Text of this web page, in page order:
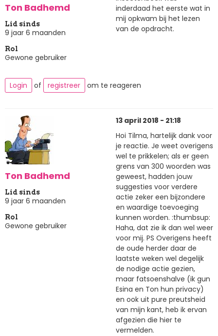
Ton Badhemd
Lid sinds
9 jaar 6 maanden
Rol
Gewone gebruiker
inderdaad het eerste wat in
mij opkwam bij het lezen
van de opdracht.
Login of registreer om te reageren
Ton Badhemd
Lid sinds
9 jaar 6 maanden
Rol
Gewone gebruiker
13 april 2018 - 21:18
Hoi Tilma, hartelijk dank voor
je reactie. Je weet overigens
wel te prikkelen; als er geen
grens van 300 woorden was
geweest, hadden jouw
suggesties voor verdere
actie zeker een bijzondere
en waardige toevoeging
kunnen worden. :thumbsup:
Haha, dat zie ik dan wel weer
voor mij. PS Overigens heeft
de oude herder daar de
laatste weken wel degelijk
de nodige actie gezien,
maar fatsoenshalve (ik gun
Esina en Ton hun privacy)
en ook uit pure preutsheid
van mijn kant, heb ik ervan
afgezien die hier te
vermelden.